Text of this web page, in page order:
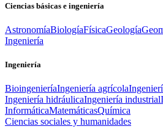
Ciencias básicas e ingeniería
AstronomíaBiologíaFísicaGeología
Ingeniería
Ingeniería
BioingenieríaIngeniería agrícola
Ingeniería hidráulicaIngeniería industrial
InformáticaMatemáticasQuímica
Ciencias sociales y humanidades